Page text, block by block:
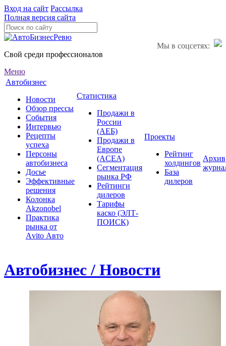
Вход на сайт Рассылка
Полная версия сайта
Мы в соцсетях:
Свой среди профессионалов
Меню
Автобизнес
Новости
Обзор прессы
События
Интервью
Рецепты
успеха
Персоны
автобизнеса
Досье
Эффективные
решения
Колонка
Akzonobel
Практика
рынка от
Аvito Авто
Статистика
Продажи в
России
(АЕБ)
Продажи в
Европе
(ACEA)
Сегментация
рынка РФ
Рейтинги
дилеров
Тарифы
каско (ЭЛТ-
ПОИСК)
Проекты
Рейтинг
холдингов
База
дилеров
Архив
Автобизнес / Новости